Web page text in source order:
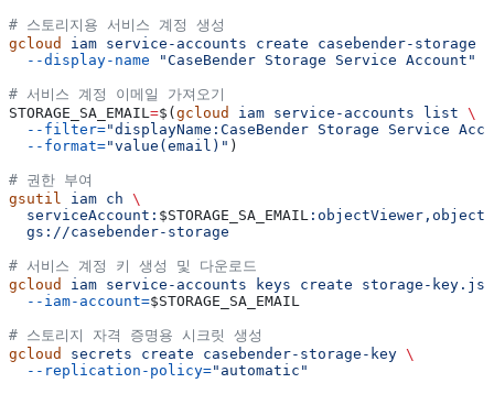
# 스토리지용 서비스 계정 생성
gcloud
iam service-accounts create casebender-storage
  --display-name
"CaseBender Storage Service Account"
# 서비스 계정 이메일 가져오기
STORAGE_SA_EMAIL =$( gcloud iam service-accounts list \
  --filter=
"displayName:CaseBender Storage Service
  --format=
"value(email)" )
# 권한 부여
gsutil
iam ch \
  serviceAccount:
$STORAGE_SA_EMAIL
  gs://casebender-storage
# 서비스 계정 키 생성 및 다운로드
gcloud
iam service-accounts keys create storage-
  --iam-account=
$STORAGE_SA_EMAIL
# 스토리지 자격 증명용 시크릿 생성
gcloud
secrets create casebender-storage-key \
  --replication-policy=
"automatic"